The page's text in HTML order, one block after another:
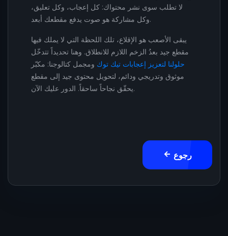
لا تطلب سوى نشر محتواك: كل إعجاب، وكل تعليق،
وكل مشاركة هو صوت يدفع مقطعك أبعد.
يبقى الأصعب هو الإقلاع، تلك اللحظة التي لا يملك فيها
مقطع جيد بعدُ الزخم اللازم للانطلاق. وهنا تحديداً تتدخّل
حلولنا لتعزيز إعجابات تيك توك ومجمل كتالوجنا: مكبّر
موثوق وتدريجي ودائم، لتحويل محتوى جيد إلى مقطع
يحقّق نجاحاً ساحقاً. الدور عليك الآن.
رجوع